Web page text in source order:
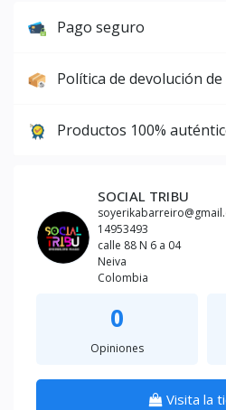
Pago seguro
Política de devolución de
Productos 100%
SOCIAL TRIBU
14953493
calle 88 N 6 a 04
Neiva
Colombia
0
Opiniones
Visita la